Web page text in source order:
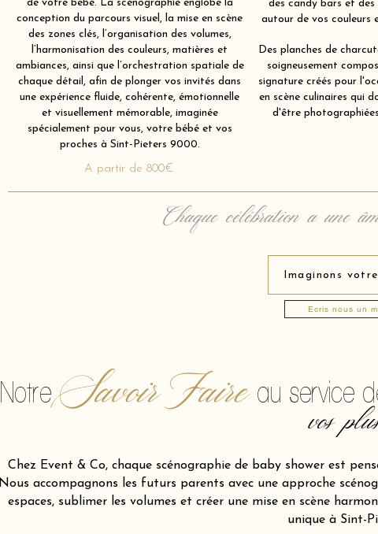
de votre bébé. La scénographie englobe la
conception du parcours visuel, la mise en scène
des zones clés, l’organisation des volumes,
l’harmonisation des couleurs, matières et
ambiances, ainsi que l’orchestration spatiale de
chaque détail, afin de plonger vos invités dans
une expérience fluide, cohérente, émotionnelle
et visuellement mémorable, imaginée
spécialement pour vous, votre bébé et vos
proches à Sint-Pieters 9000.
des candy bars et des
autour de vos couleurs
Des planches de
soigneusement
signature créés pour
en scène culinaires qui
d'être
A partir de 800€
Chaque célébration a une
Imaginons
Ecris nous un
Savoir Faire
Notre au service
vos
Chez Event & Co, chaque scénographie de baby shower est
Nous accompagnons les futurs parents avec une approche
espaces, sublimer les volumes et créer une mise en scène
unique à Sint-